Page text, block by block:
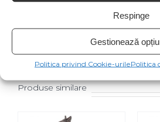
Respinge
Gestionează
Politica privind Cookie-urilePolitica
Pin This Product
Produse similare